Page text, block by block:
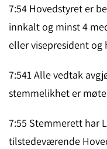
7:54 Hovedstyret er
innkalt og minst 4
eller visepresident og
7:541 Alle vedtak
stemmelikhet er
7:55 Stemmerett har
tilstedeværende